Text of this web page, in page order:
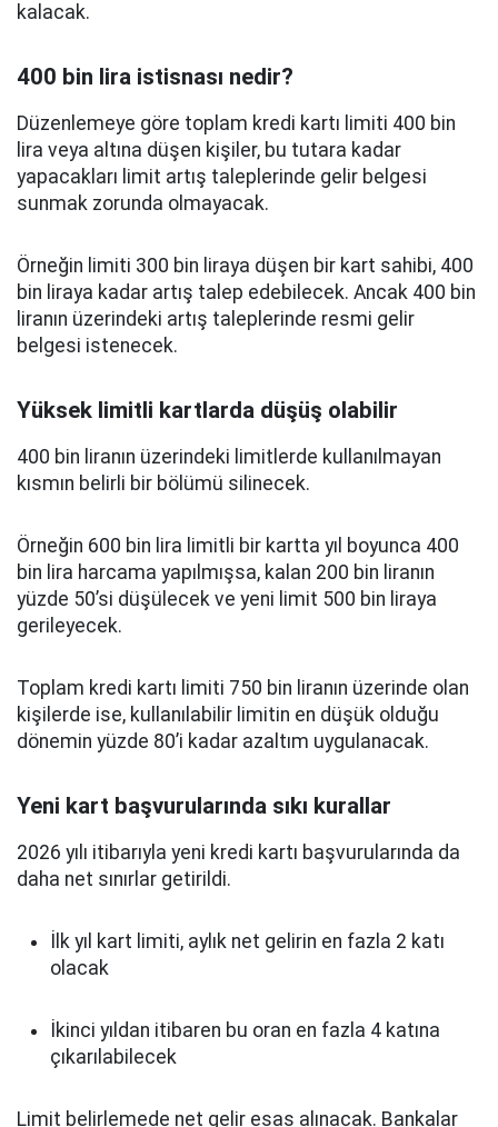
kalacak.
400 bin lira istisnası nedir?
Düzenlemeye göre toplam kredi kartı limiti 400 bin
lira veya altına düşen kişiler, bu tutara kadar
yapacakları limit artış taleplerinde gelir belgesi
sunmak zorunda olmayacak.
Örneğin limiti 300 bin liraya düşen bir kart sahibi, 400
bin liraya kadar artış talep edebilecek. Ancak 400 bin
liranın üzerindeki artış taleplerinde resmi gelir
belgesi istenecek.
Yüksek limitli kartlarda düşüş olabilir
400 bin liranın üzerindeki limitlerde kullanılmayan
kısmın belirli bir bölümü silinecek.
Örneğin 600 bin lira limitli bir kartta yıl boyunca 400
bin lira harcama yapılmışsa, kalan 200 bin liranın
yüzde 50’si düşülecek ve yeni limit 500 bin liraya
gerileyecek.
Toplam kredi kartı limiti 750 bin liranın üzerinde olan
kişilerde ise, kullanılabilir limitin en düşük olduğu
dönemin yüzde 80’i kadar azaltım uygulanacak.
Yeni kart başvurularında sıkı kurallar
2026 yılı itibarıyla yeni kredi kartı başvurularında da
daha net sınırlar getirildi.
İlk yıl kart limiti, aylık net gelirin en fazla 2 katı
olacak
İkinci yıldan itibaren bu oran en fazla 4 katına
çıkarılabilecek
Limit belirlemede net gelir esas alınacak. Bankalar